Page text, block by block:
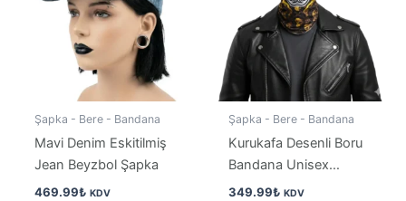
Şapka - Bere - Bandana
Mavi Denim Eskitilmiş
Jean Beyzbol Şapka
469.99₺ KDV
Şapka - Bere - Bandana
Kurukafa Desenli Boru
Bandana Unisex
Boyunluk
349.99₺ KDV